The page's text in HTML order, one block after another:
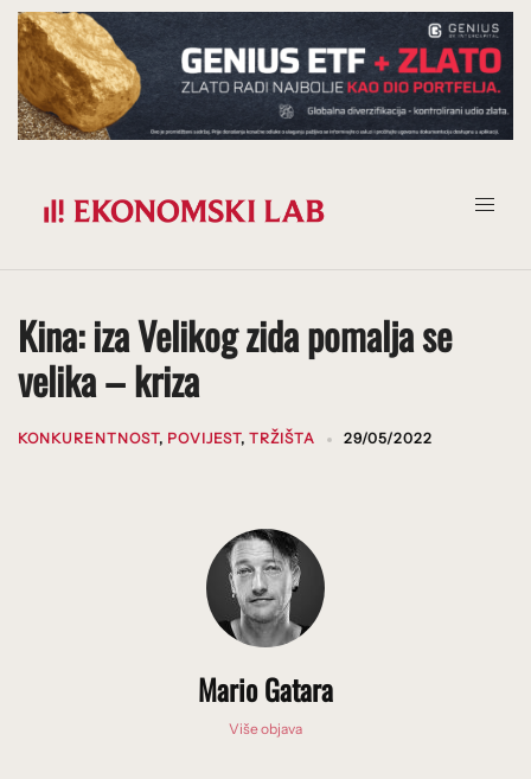
Prijeđi
na
sadržaj
Kina: iza Velikog zida pomalja se
velika – kriza
KONKURENTNOST, POVIJEST, TRŽIŠTA 29/05/2022
Mario Gatara
Više objava